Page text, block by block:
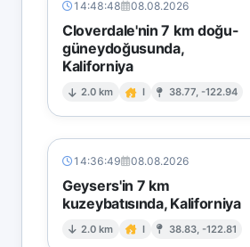
14:48:48 08.08.2026
Cloverdale'nin 7 km doğu-
güneydoğusunda,
Kaliforniya
2.0 km I 38.77, -122.94
14:36:49 08.08.2026
Geysers'in 7 km
kuzeybatısında, Kaliforniya
2.0 km I 38.83, -122.81